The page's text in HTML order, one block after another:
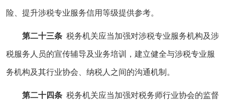
险、提升涉税专业服务信用等级提供参考。
第二十三条 税务机关应当加强对涉税专业服务机构及涉
税服务人员的宣传辅导及业务培训，建立健全与涉税专业服
务机构及其行业协会、纳税人之间的沟通机制。
第二十四条 税务机关应当加强对税务师行业协会的监督